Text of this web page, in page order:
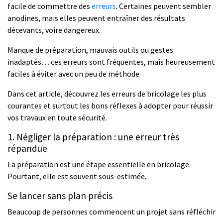
facile de commettre des erreurs. Certaines peuvent sembler
anodines, mais elles peuvent entraîner des résultats
décevants, voire dangereux.
Manque de préparation, mauvais outils ou gestes
inadaptés… ces erreurs sont fréquentes, mais heureusement
faciles à éviter avec un peu de méthode.
Dans cet article, découvrez les erreurs de bricolage les plus
courantes et surtout les bons réflexes à adopter pour réussir
vos travaux en toute sécurité.
1. Négliger la préparation : une erreur très
répandue
La préparation est une étape essentielle en bricolage.
Pourtant, elle est souvent sous-estimée.
Se lancer sans plan précis
Beaucoup de personnes commencent un projet sans réfléchir